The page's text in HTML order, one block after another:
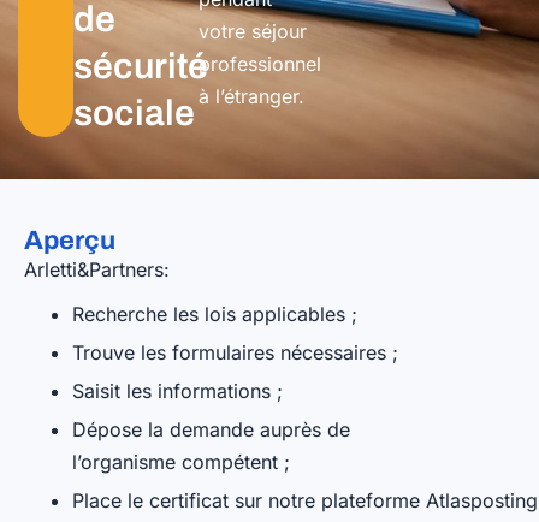
de
sécurité
sociale
votre séjour
professionnel
à l’étranger.
Aperçu
Arletti&Partners:
Recherche les lois applicables ;
Trouve les formulaires nécessaires ;
Saisit les informations ;
Dépose la demande auprès de
l’organisme compétent ;
Place le certificat sur notre plateforme